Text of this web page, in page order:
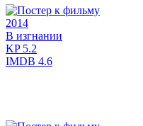
2014
В изгнании
KP5.2
IMDB 4.6